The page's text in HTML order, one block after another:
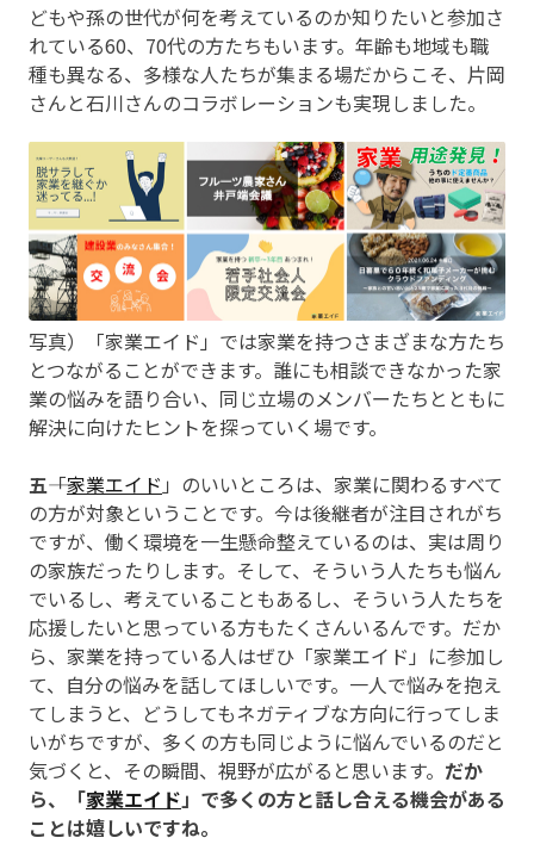
どもや孫の世代が何を考えているのか知りたいと参加さ
れている60、70代の方たちもいます。年齢も地域も職
種も異なる、多様な人たちが集まる場だからこそ、片岡
さんと石川さんのコラボレーションも実現しました。
写真）「家業エイド」では家業を持つさまざまな方たち
とつながることができます。誰にも相談できなかった家
業の悩みを語り合い、同じ立場のメンバーたちとともに
解決に向けたヒントを探っていく場です。
五――「家業エイド 」のいいところは、家業に関わるすべて
の方が対象ということです。今は後継者が注目されがち
ですが、働く環境を一生懸命整えているのは、実は周り
の家族だったりします。そして、そういう人たちも悩ん
でいるし、考えていることもあるし、そういう人たちを
応援したいと思っている方もたくさんいるんです。だか
ら、家業を持っている人はぜひ「家業エイド」に参加し
て、自分の悩みを話してほしいです。一人で悩みを抱え
てしまうと、どうしてもネガティブな方向に行ってしま
いがちですが、多くの方も同じように悩んでいるのだと
気づくと、その瞬間、視野が広がると思います。 だか
ら、「家業エイド」で多くの方と話し合える機会がある
ことは嬉しいですね。